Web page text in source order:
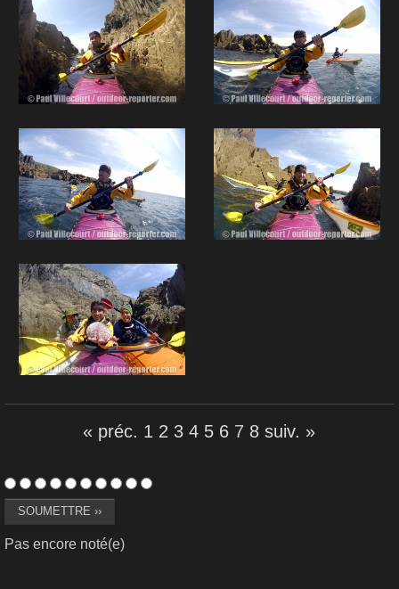
« préc. 1 2 3 4 5 6 7 8 suiv. »
Pas encore noté(e)